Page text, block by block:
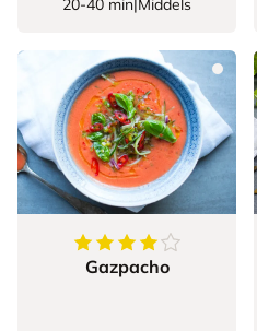
20-40 min Middels
4.5av5 stjerner
Gazpacho